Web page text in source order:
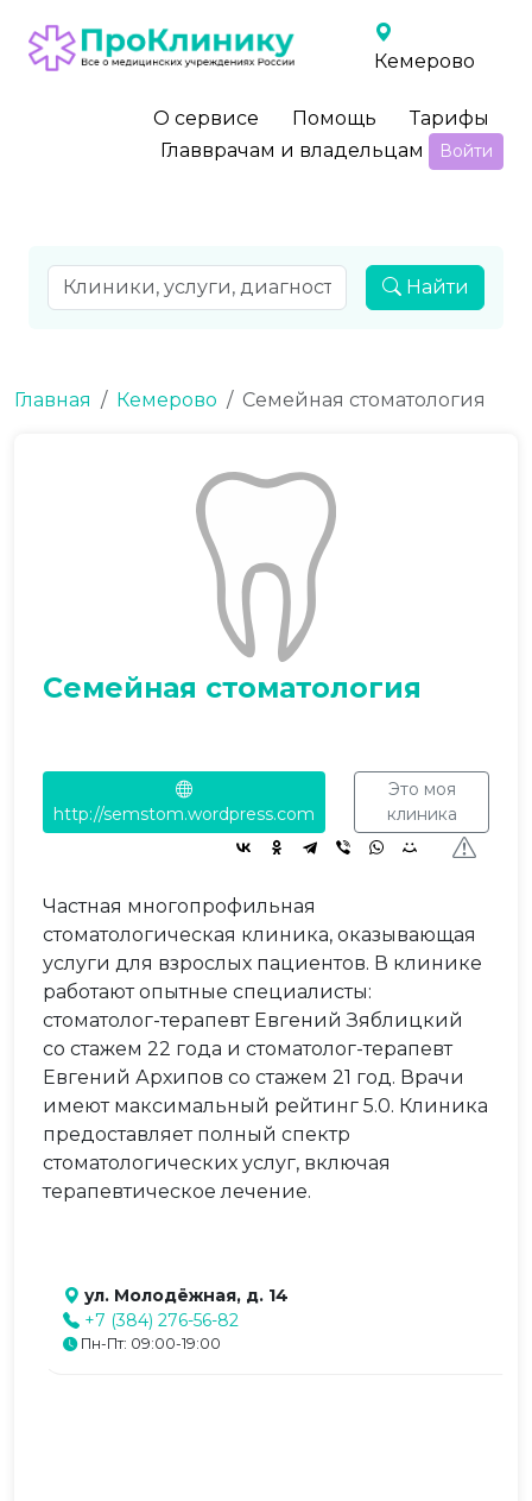
Кемерово
О сервисе Помощь
Тарифы
Главврачам и владельцам
Войти
Найти
Главная Кемерово Семейная стоматология
Семейная стоматология
http://semstom.wordpress.com
Это моя
клиника
Частная многопрофильная
стоматологическая клиника, оказывающая
услуги для взрослых пациентов. В клинике
работают опытные специалисты:
стоматолог-терапевт Евгений Зяблицкий
со стажем 22 года и стоматолог-терапевт
Евгений Архипов со стажем 21 год. Врачи
имеют максимальный рейтинг 5.0. Клиника
предоставляет полный спектр
стоматологических услуг, включая
терапевтическое лечение.
ул. Молодёжная, д. 14
+7 (384) 276-56-82
Пн-Пт: 09:00-19:00